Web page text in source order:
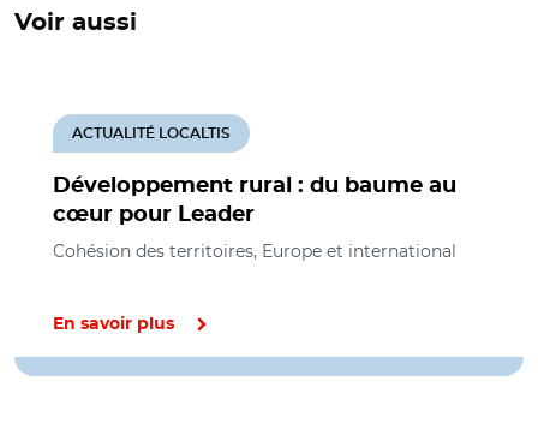
Voir aussi
Développement rural : du baume au
cœur pour Leader
ACTUALITÉ LOCALTIS
Cohésion des territoires, Europe et international
En savoir plus